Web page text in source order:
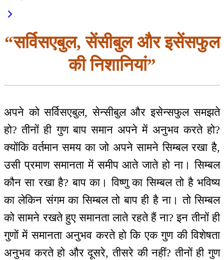
“सर्विसएबुल, सेंसीबुल और इसेंसफुल
की निशानियां”
अपने को सर्विसएबुल, सेन्सीबुल और इसेन्सफुल समझते
हो? तीनों ही गुण बाप समान अपने में अनुभव करते हो?
क्योंकि वर्तमान समय का जो अपने सामने सिम्बल रखा है,
उसी प्रमाण समानता में समीप आते जाते हो ना। सिम्बल
कौन सा रखा है? बाप का। विष्णु का सिम्बल तो है भविष्य
का लेकिन संगम का सिम्बल तो बाप ही है ना। तो सिम्बल
को सामने रखते हुए समानता लाते रहते हैं ना? इन तीनों ही
गुणों में समानता अनुभव करते हो कि एक गुण की विशेषता
अनुभव करते हो और दूसरे, तीसरे की नहीं? तीनों ही गुण